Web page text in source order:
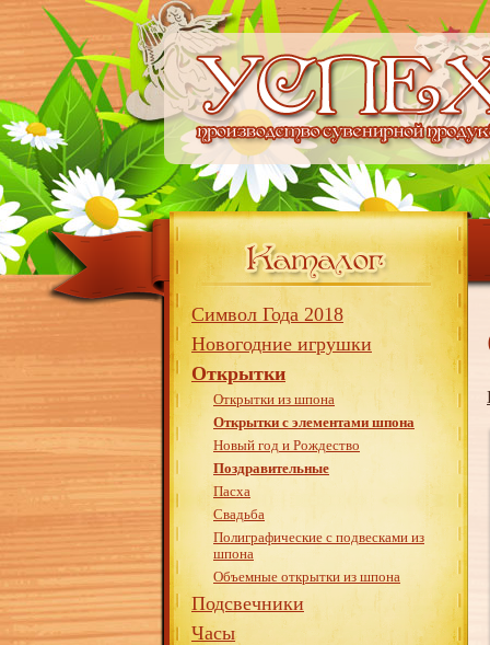
Символ Года 2018
Новогодние игрушки
Открытки
Открытки из шпона
Открытки с элементами шпона
Новый год и Рождество
Поздравительные
Пасха
Свадьба
Полиграфические с подвесками из
шпона
Объемные открытки из шпона
Подсвечники
Часы